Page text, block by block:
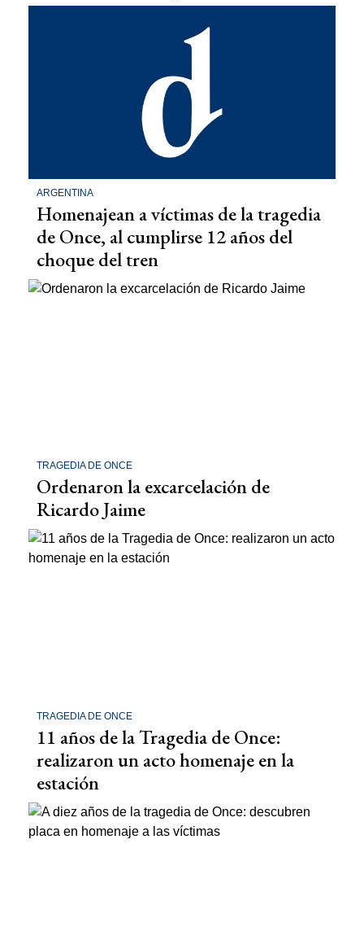
ARGENTINA
Homenajean a víctimas de la tragedia
de Once, al cumplirse 12 años del
choque del tren
TRAGEDIA DE ONCE
Ordenaron la excarcelación de
Ricardo Jaime
TRAGEDIA DE ONCE
11 años de la Tragedia de Once:
realizaron un acto homenaje en la
estación